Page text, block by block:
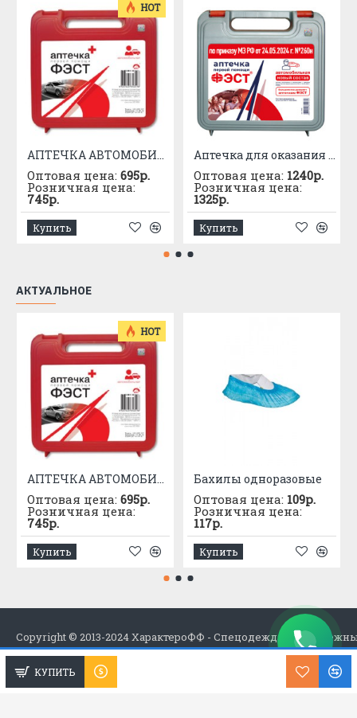
КУПИТЬ
HOT
АПТЕЧКА АВТОМОБИЛЬНАЯ приказ №1080
Оптовая цена: 695р.
Розничная цена:
745р.
Купить
Аптечка для оказания первой помощи с применением медицинских изделий пострадавшим в дорожно-транспортных происшествиях (автомобильная) – «ФЭСТ»
Оптовая цена: 1240р.
Розничная цена:
1325р.
Купить
АКТУАЛЬНОЕ
HOT
АПТЕЧКА АВТОМОБИЛЬНАЯ приказ №1080
Оптовая цена: 695р.
Розничная цена:
745р.
Купить
Бахилы одноразовые
Оптовая цена: 109р.
Розничная цена:
117р.
Купить
Copyright © 2013-2024 ХарактероФФ - Спецодежда в